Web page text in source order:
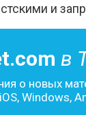
и
в
о новых
Windows,